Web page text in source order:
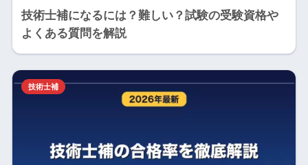
技術士補になるには？難しい？試験の受験資格や
よくある質問を解説
技術士補